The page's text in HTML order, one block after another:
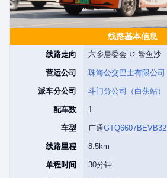
线路基本信息
线路走向 六乡居委会 ↺ 鳘鱼沙
营运公司 珠海公交巴士有限公司
派车分公司 斗门分公司（白蕉站）
配车数 1
车型 广通GTQ6607BEVB32
线路里程 8.5km
单程时间 30分钟